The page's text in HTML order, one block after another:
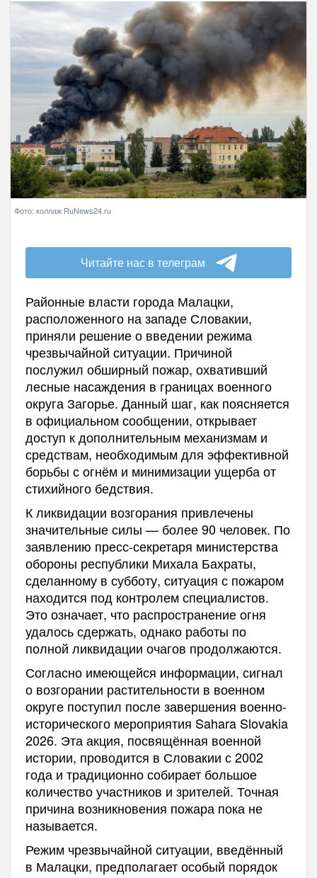
Фото: коллаж RuNews24.ru
Читайте нас в телеграм
Районные власти города Малацки,
расположенного на западе Словакии,
приняли решение о введении режима
чрезвычайной ситуации. Причиной
послужил обширный пожар, охвативший
лесные насаждения в границах военного
округа Загорье. Данный шаг, как поясняется
в официальном сообщении, открывает
доступ к дополнительным механизмам и
средствам, необходимым для эффективной
борьбы с огнём и минимизации ущерба от
стихийного бедствия.
К ликвидации возгорания привлечены
значительные силы — более 90 человек. По
заявлению пресс-секретаря министерства
обороны республики Михала Бахраты,
сделанному в субботу, ситуация с пожаром
находится под контролем специалистов.
Это означает, что распространение огня
удалось сдержать, однако работы по
полной ликвидации очагов продолжаются.
Согласно имеющейся информации, сигнал
о возгорании растительности в военном
округе поступил после завершения военно-
исторического мероприятия Sahara Slovakia
2026. Эта акция, посвящённая военной
истории, проводится в Словакии с 2002
года и традиционно собирает большое
количество участников и зрителей. Точная
причина возникновения пожара пока не
называется.
Режим чрезвычайной ситуации, введённый
в Малацки, предполагает особый порядок